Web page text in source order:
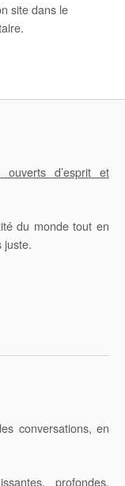
site dans le
ouverts d’esprit et
du monde tout en
juste.
conversations, en
profondes,